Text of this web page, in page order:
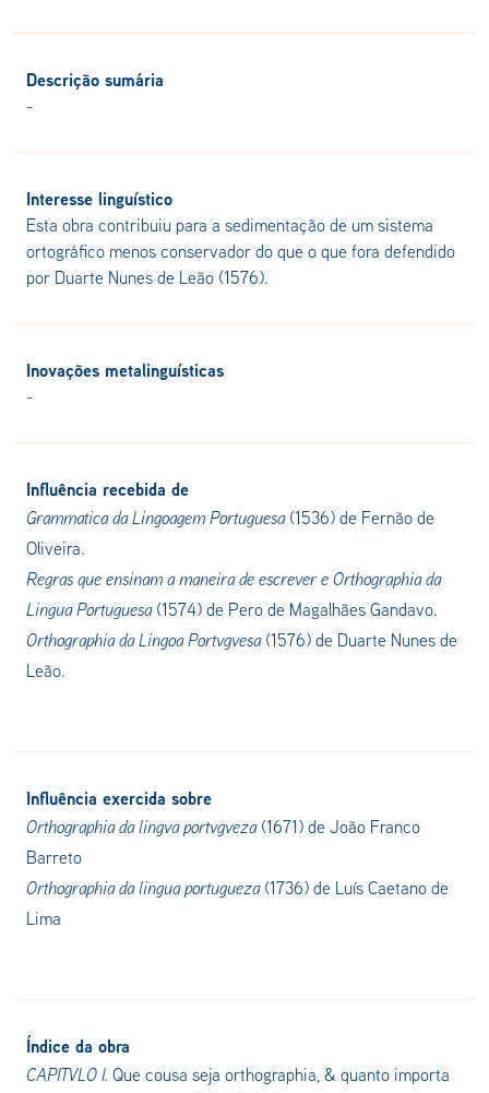
Descrição sumária
-
Interesse linguístico
Esta obra contribuiu para a sedimentação de um sistema
ortográfico menos conservador do que o que fora defendido
por Duarte Nunes de Leão (1576).
Inovações metalinguísticas
-
Influência recebida de
Grammatica da Lingoagem Portuguesa(1536) de Fernão de
Oliveira.
Regras que ensinam a maneira de escrever e Orthographia da
Lingua Portuguesa(1574) de Pero de Magalhães Gandavo.
Orthographia da Lingoa Portvgvesa(1576) de Duarte Nunes de
Leão.
Influência exercida sobre
Orthographia da lingva portvgveza(1671) de João Franco
Barreto
Orthographia da lingua portugueza(1736) de Luís Caetano de
Lima
Índice da obra
CAPITVLO I. Que cousa seja orthographia, & quanto importa